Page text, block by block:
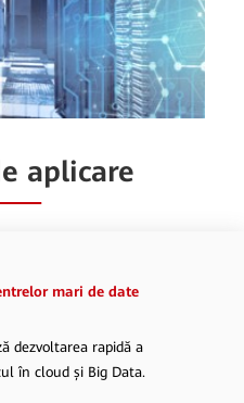
aplicare
mari de date
dezvoltarea rapidă a
în cloud și Big Data.